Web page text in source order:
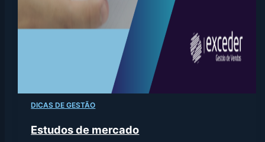
DICAS DE GESTÃO
Estudos de mercado